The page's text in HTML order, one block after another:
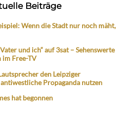
Beiträge
Wenn die Stadt nur noch mäht,
und ich“ auf 3sat – Sehenswerte
im Free-TV
den Leipziger
Propaganda nutzen
hat begonnen